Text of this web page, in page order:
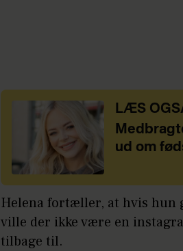
LÆS
ud om
Helena fortæller, at hvis hun
ville der ikke være en
tilbage til.